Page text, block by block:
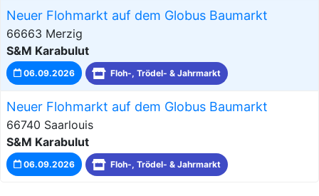
Neuer Flohmarkt auf dem Globus Baumarkt
66663 Merzig
S&M Karabulut
06.09.2026 Floh-, Trödel- & Jahrmarkt
Neuer Flohmarkt auf dem Globus Baumarkt
66740 Saarlouis
S&M Karabulut
06.09.2026 Floh-, Trödel- & Jahrmarkt